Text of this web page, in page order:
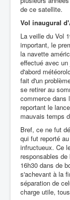
de ce satellite.
Vol inaugural
La veille du Vol
important, le
la navette
effectué avec
d'abord
fait d'un
se retirer au
commerce dans
reportant le
mauvais temps
Bref, ce ne fut
qui fut reporté
infructueux. Ce
responsables
16h30 dans de
s'achevant à la
séparation de
charge utile,